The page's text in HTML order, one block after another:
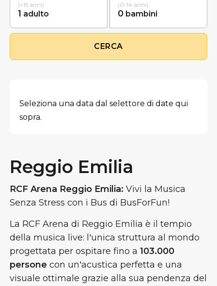
(+15 anni)
1 adulto
(0-14 anni)
0 bambini
CERCA
Reggio Emilia
RCF Arena Reggio Emilia: Vivi la Musica
Senza Stress con i Bus di BusForFun!
La RCF Arena di Reggio Emilia è il tempio
della musica live: l'unica struttura al mondo
progettata per ospitare fino a 103.000
persone con un'acustica perfetta e una
visuale ottimale grazie alla sua pendenza del
Seleziona una data dal selettore di date qui
sopra.